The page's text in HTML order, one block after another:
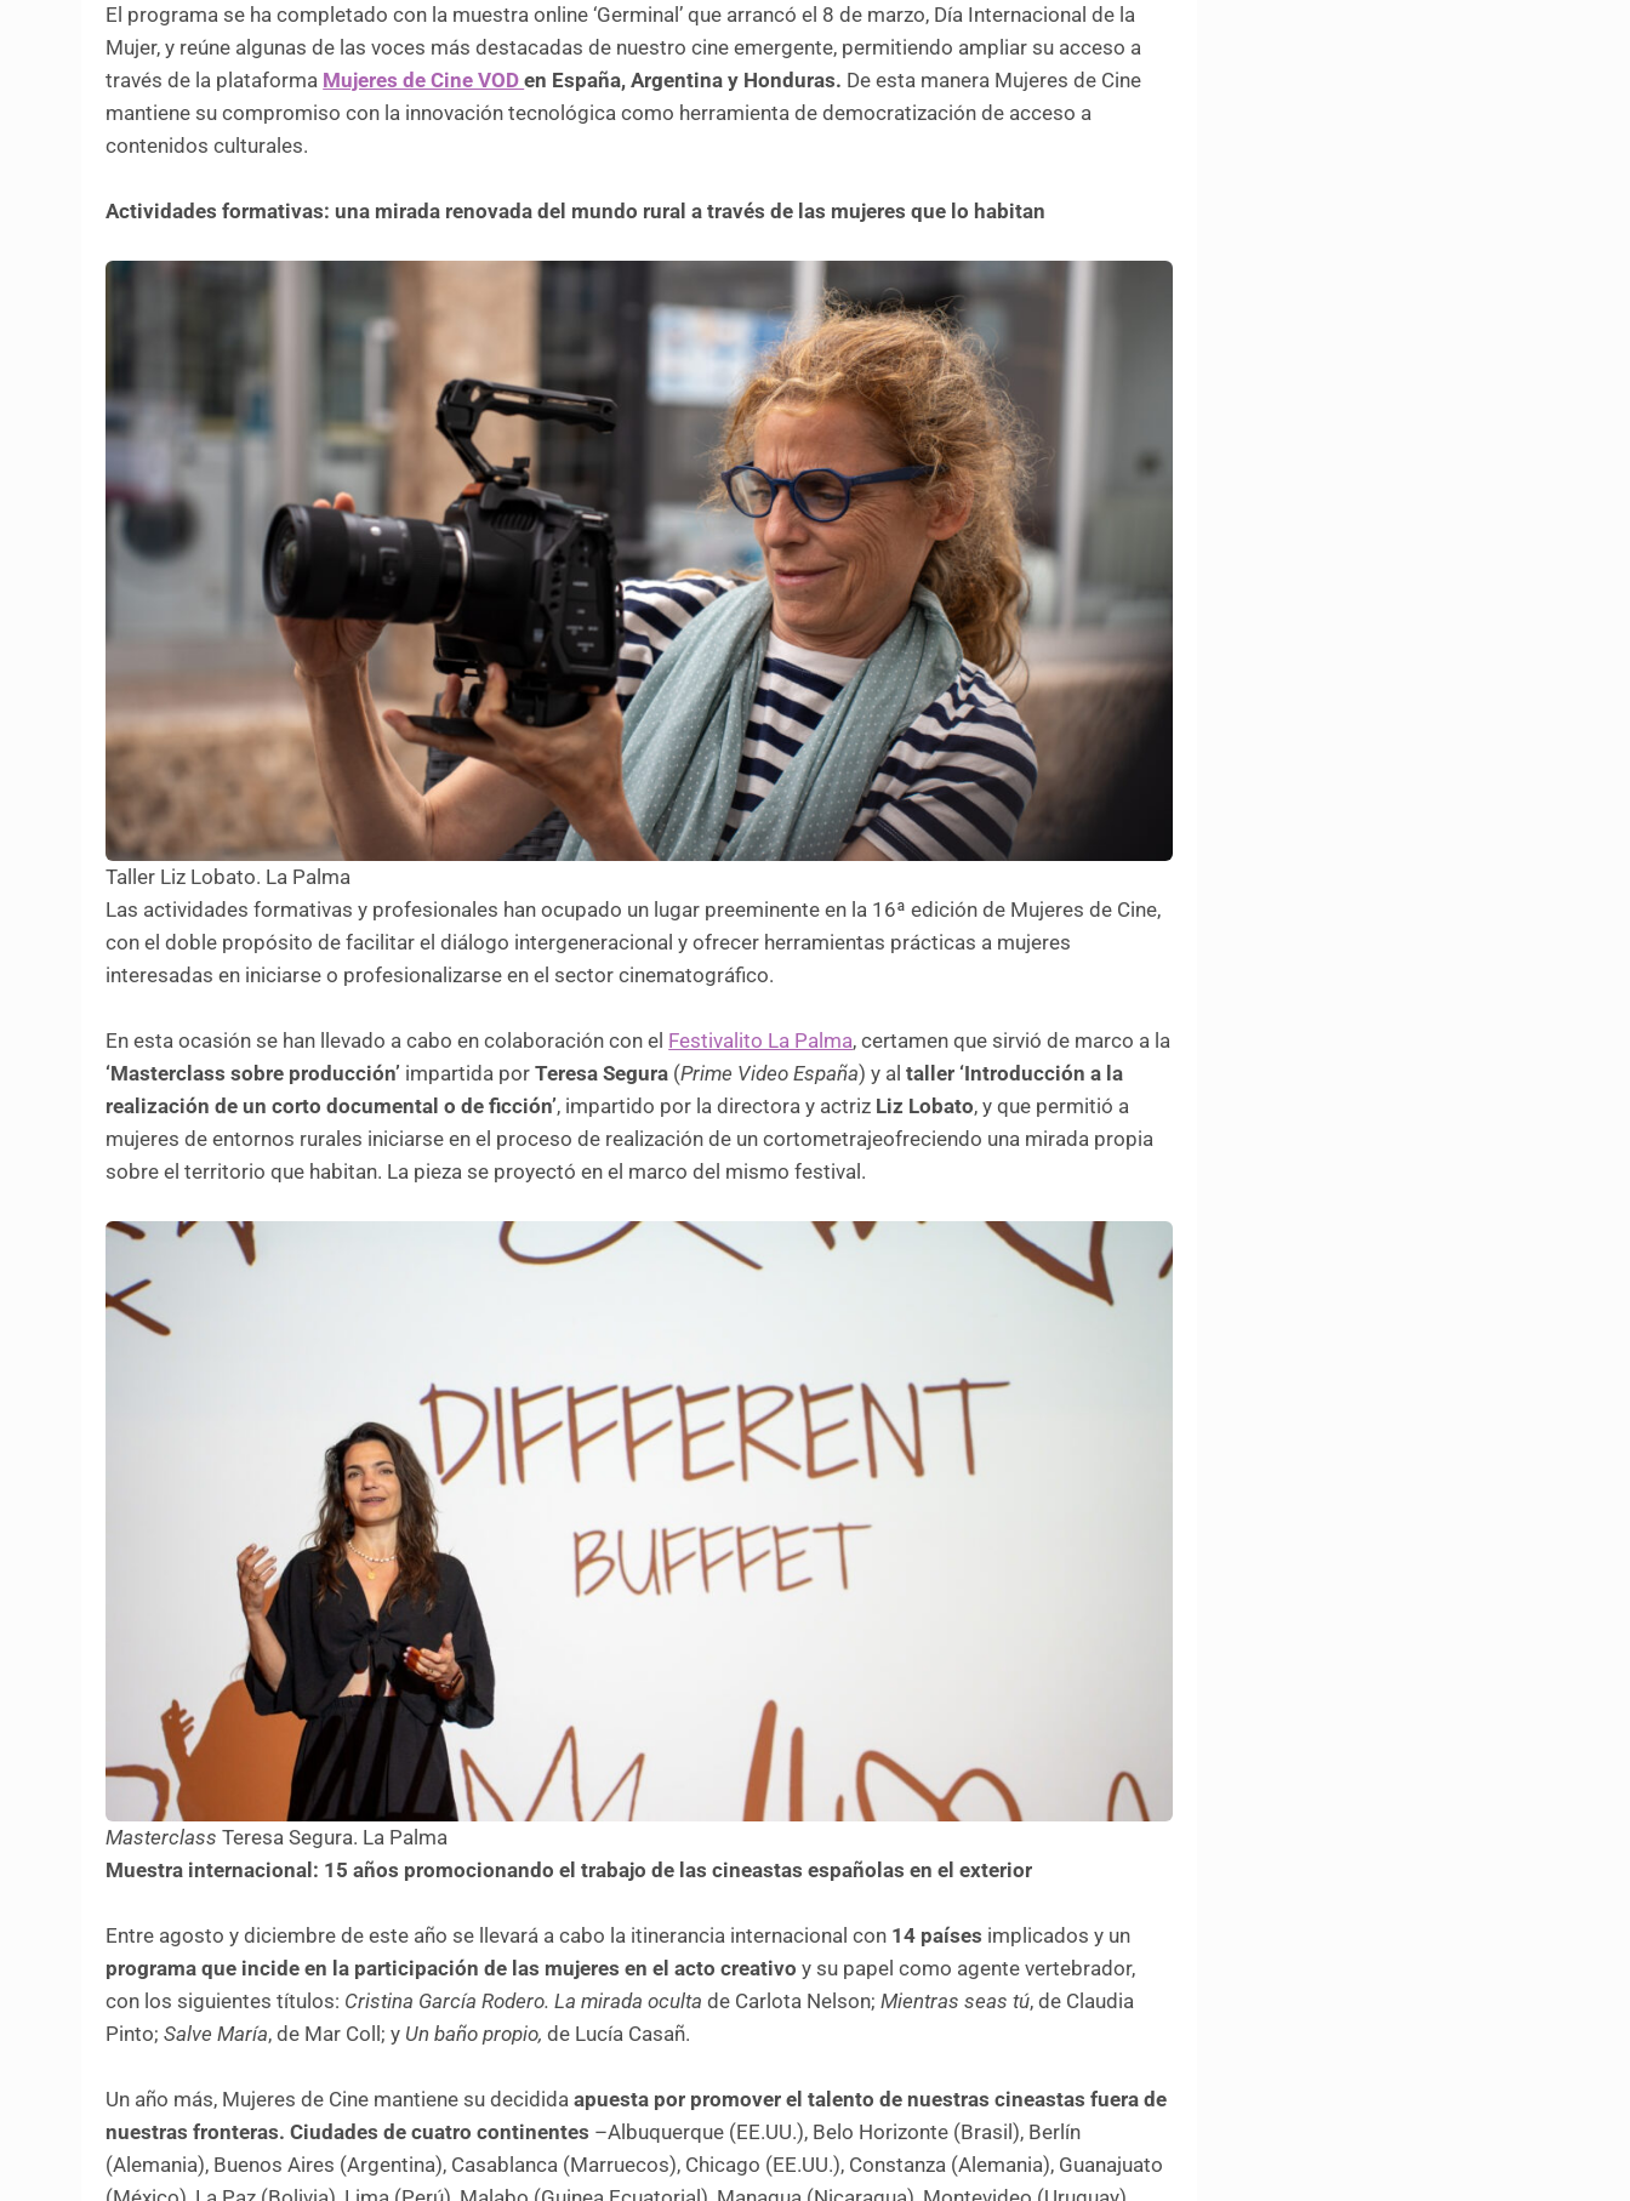
El programa se ha completado con la muestra online ‘Germinal’ que arrancó el 8 de marzo, Día Internacional de la
Mujer, y reúne algunas de las voces más destacadas de nuestro cine emergente, permitiendo ampliar su acceso a
través de la plataforma Mujeres de Cine VODen España, Argentina y Honduras. De esta manera Mujeres de Cine
mantiene su compromiso con la innovación tecnológica como herramienta de democratización de acceso a
contenidos culturales.
Actividades formativas: una mirada renovada del mundo rural a través de las mujeres que lo habitan
Taller Liz Lobato. La Palma
Las actividades formativas y profesionales han ocupado un lugar preeminente en la 16ª edición de Mujeres de Cine,
con el doble propósito de facilitar el diálogo intergeneracional y ofrecer herramientas prácticas a mujeres
interesadas en iniciarse o profesionalizarse en el sector cinematográfico.
En esta ocasión se han llevado a cabo en colaboración con el Festivalito La Palma, certamen que sirvió de marco a la
‘Masterclass sobre producción’ impartida por Teresa Segura (Prime Video España) y altaller ‘Introducción a la
realización de un corto documental o de ficción’, impartido por la directora y actriz Liz Lobato, y que permitió a
mujeres de entornos rurales iniciarse en el proceso de realización de un cortometrajeofreciendo una mirada propia
sobre el territorio que habitan. La pieza se proyectó en el marco del mismo festival.
Masterclass Teresa Segura. La Palma
Muestra internacional: 15 años promocionando el trabajo de las cineastas españolas en el exterior
Entre agosto y diciembre de este año se llevará a cabo la itinerancia internacional con 14 países implicados y un
programa que incide en la participación de las mujeres en el acto creativoy su papel como agente vertebrador,
con los siguientes títulos: Cristina García Rodero. La mirada oculta de Carlota Nelson;Mientras seas tú, de Claudia
Pinto;Salve María, de Mar Coll; y Un baño propio, de Lucía Casañ.
Un año más, Mujeres de Cine mantiene su decididaapuesta por promover el talento de nuestras cineastas fuera de
nuestras fronteras. Ciudades de cuatro continentes –Albuquerque (EE.UU.), Belo Horizonte (Brasil), Berlín
(Alemania), Buenos Aires (Argentina), Casablanca (Marruecos), Chicago (EE.UU.), Constanza (Alemania), Guanajuato